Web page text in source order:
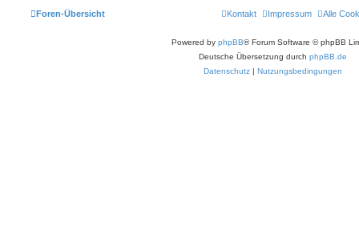
Foren-Übersicht Alle
Impressum
Kontakt
Powered by phpBB® Forum Software © phpBB
Deutsche Übersetzung durch phpBB.de
Datenschutz | Nutzungsbedingungen